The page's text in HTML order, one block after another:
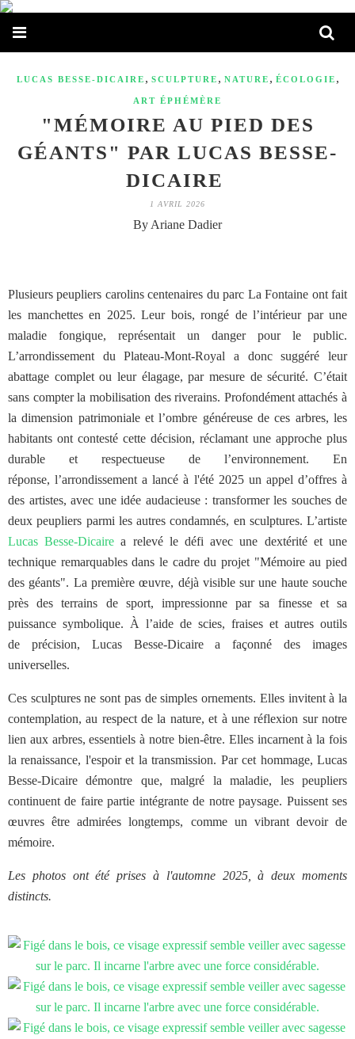
LUCAS BESSE-DICAIRE , SCULPTURE , NATURE , ÉCOLOGIE ,
ART ÉPHÉMÈRE
"MÉMOIRE AU PIED DES
GÉANTS" PAR LUCAS BESSE-
DICAIRE
1 AVRIL 2026
By Ariane Dadier
Plusieurs peupliers carolins centenaires du parc La Fontaine ont fait
les manchettes en 2025. Leur bois, rongé de l’intérieur par une
maladie fongique, représentait un danger pour le public.
L’arrondissement du Plateau-Mont-Royal a donc suggéré leur
abattage complet ou leur élagage, par mesure de sécurité. C’était
sans compter la mobilisation des riverains. Profondément attachés à
la dimension patrimoniale et l’ombre généreuse de ces arbres, les
habitants ont contesté cette décision, réclamant une approche plus
durable et respectueuse de l’environnement. En
réponse, l’arrondissement a lancé à l'été 2025 un appel d’offres à
des artistes, avec une idée audacieuse : transformer les souches de
deux peupliers parmi les autres condamnés, en sculptures. L’artiste
Lucas Besse-Dicaire a relevé le défi avec une dextérité et une
technique remarquables dans le cadre du projet "Mémoire au pied
des géants". La première œuvre, déjà visible sur une haute souche
près des terrains de sport, impressionne par sa finesse et sa
puissance symbolique. À l’aide de scies, fraises et autres outils
de précision, Lucas Besse-Dicaire a façonné des images
universelles.
Ces sculptures ne sont pas de simples ornements. Elles invitent à la
contemplation, au respect de la nature, et à une réflexion sur notre
lien aux arbres, essentiels à notre bien-être. Elles incarnent à la fois
la renaissance, l'espoir et la transmission. Par cet hommage, Lucas
Besse-Dicaire démontre que, malgré la maladie, les peupliers
continuent de faire partie intégrante de notre paysage. Puissent ses
œuvres être admirées longtemps, comme un vibrant devoir de
mémoire.
Les photos ont été prises à l'automne 2025, à deux moments
distincts.